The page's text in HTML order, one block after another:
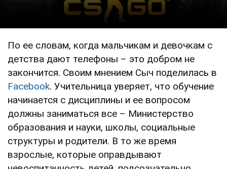
По ее словам, когда мальчикам и девочкам с
детства дают телефоны – это добром не
закончится. Своим мнением Сыч поделилась в
Facebook. Учительница уверяет, что обучение
начинается с дисциплины и ее вопросом
должны заниматься все – Министерство
образования и науки, школы, социальные
структуры и родители. В то же время
взрослые, которые оправдывают